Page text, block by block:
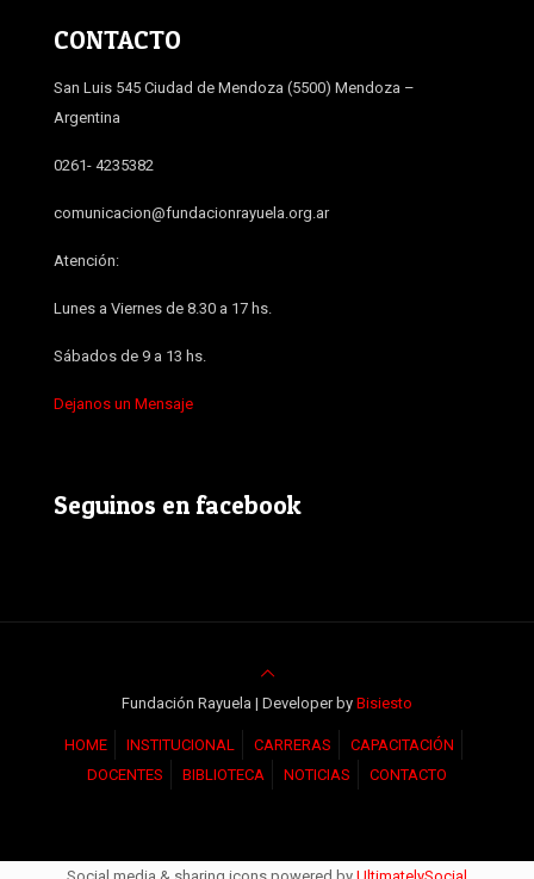
CONTACTO
San Luis 545 Ciudad de Mendoza (5500) Mendoza –
Argentina
0261- 4235382
comunicacion@fundacionrayuela.org.ar
Atención:
Lunes a Viernes de 8.30 a 17 hs.
Sábados de 9 a 13 hs.
Dejanos un Mensaje
Seguinos en facebook
Fundación Rayuela | Developer by Bisiesto
HOME INSTITUCIONAL CARRERAS
CAPACITACIÓN
DOCENTES
BIBLIOTECA NOTICIAS CONTACTO